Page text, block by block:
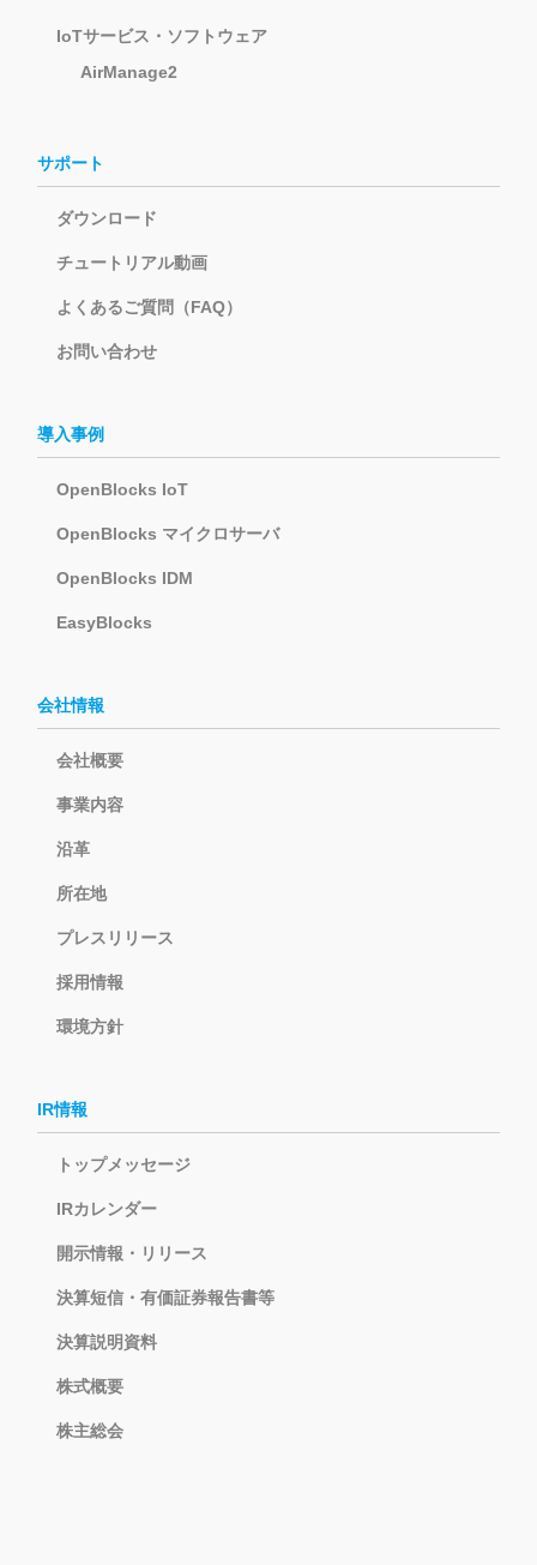
IoTサービス・ソフトウェア
AirManage2
サポート
ダウンロード
チュートリアル動画
よくあるご質問（FAQ）
お問い合わせ
導入事例
OpenBlocks IoT
OpenBlocks マイクロサーバ
OpenBlocks IDM
EasyBlocks
会社情報
会社概要
事業内容
沿革
所在地
プレスリリース
採用情報
環境方針
IR情報
トップメッセージ
IRカレンダー
開示情報・リリース
決算短信・有価証券報告書等
決算説明資料
株式概要
株主総会